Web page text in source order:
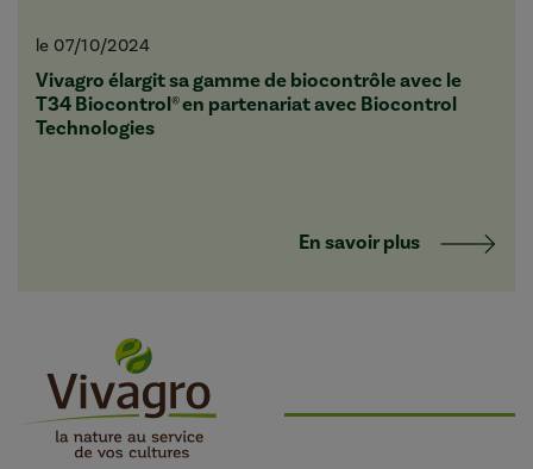
le 07/10/2024
Vivagro élargit sa gamme de biocontrôle avec le
T34 Biocontrol® en partenariat avec Biocontrol
Technologies
En savoir plus